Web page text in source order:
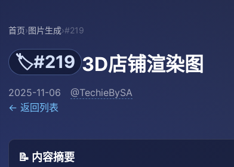
首页›图片生成›#219
🏷️#219 3D店铺渲染图
2025-11-06 @TechieBySA
← 返回列表
📝 内容摘要